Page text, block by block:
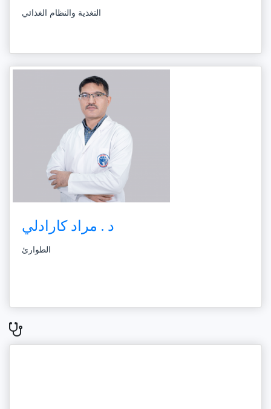
التغذية والنظام الغذائي
د . مراد كارادلي
الطوارئ